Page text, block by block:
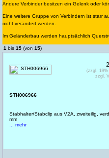
Andere Verbinder besitzen ein Gelenk oder
Eine weitere Gruppe von Verbindern ist starr
nicht verändert werden.
Im Geländerbau werden hauptsächlich
1 bis 15 (von 15)
STH006966
Stabhalter/Stabclip aus V2A, zweiteilig,
mm
... mehr
(zzgl.
zzgl.